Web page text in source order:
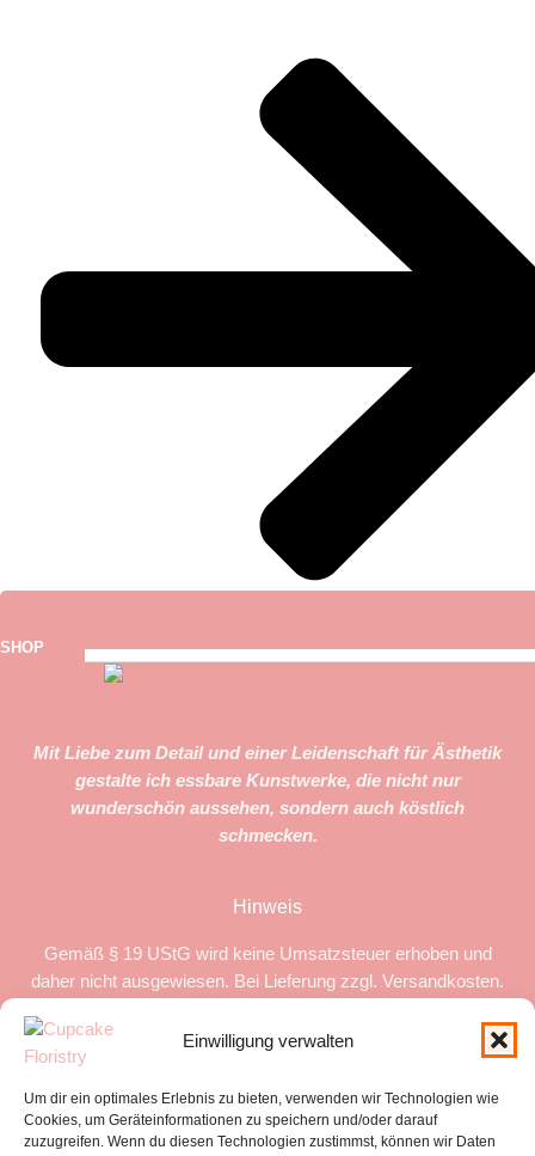
Einwilligung verwalten
Um dir ein optimales Erlebnis zu bieten, verwenden wir Technologien wie
Cookies, um Geräteinformationen zu speichern und/oder darauf
zuzugreifen. Wenn du diesen Technologien zustimmst, können wir Daten
SHOP
Mit Liebe zum Detail und einer Leidenschaft für Ästhetik
gestalte ich essbare Kunstwerke, die nicht nur
wunderschön aussehen, sondern auch köstlich
schmecken.
Hinweis
Gemäß § 19 UStG wird keine Umsatzsteuer erhoben und
daher nicht ausgewiesen. Bei Lieferung zzgl. Versandkosten.
Wichtige Links
Impressum
Cookie-Richtlinie (EU)
Datenschutzerklärung